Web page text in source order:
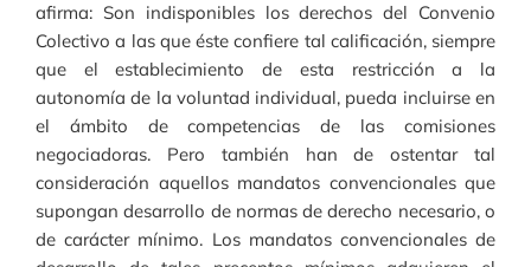
afirma: Son indisponibles los derechos del Convenio
Colectivo a las que éste confiere tal calificación, siempre
que el establecimiento de esta restricción a la
autonomía de la voluntad individual, pueda incluirse en
el ámbito de competencias de las comisiones
negociadoras. Pero también han de ostentar tal
consideración aquellos mandatos convencionales que
supongan desarrollo de normas de derecho necesario, o
de carácter mínimo. Los mandatos convencionales de